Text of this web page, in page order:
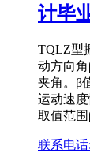
计毕
TQLZ型
动方向
夹角。β
运动速
取值范围
联系电话